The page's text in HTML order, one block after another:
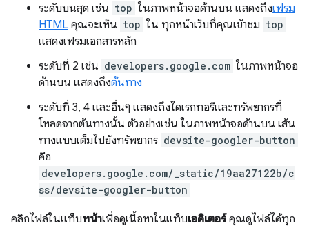
ระดับบนสุด เช่น top ในภาพหน้าจอด้านบน แสดงถึงเฟรม
HTML คุณจะเห็น top ใน ทุกหน้าเว็บที่คุณเข้าชม top
แสดงเฟรมเอกสารหลัก
ระดับที่ 2 เช่น developers.google.com ในภาพหน้าจอ
ด้านบน แสดงถึงต้นทาง
ระดับที่ 3, 4 และอื่นๆ แสดงถึงไดเรกทอรีและทรัพยากรที่
โหลดจากต้นทางนั้น ตัวอย่างเช่น ในภาพหน้าจอด้านบน เส้น
ทางแบบเต็มไปยังทรัพยากร devsite-googler-button
คือ
developers.google.com/_static/19aa27122b/c
ss/devsite-googler-button
คลิกไฟล์ในแท็บหน้าเพื่อดูเนื้อหาในแท็บเอดิเตอร์คุณดูไฟล์ได้ทุก